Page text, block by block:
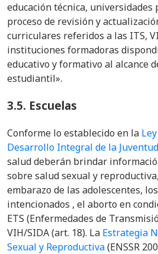
educación técnica, universidades
proceso de revisión y
curriculares referidos a las ITS,
instituciones formadoras
educativo y formativo al alcance
estudiantil».
3.5. Escuelas
Conforme lo establecido en la
Desarrollo Integral de la Juventud
salud deberán brindar
sobre salud sexual y
embarazo de las adolescentes,
intencionados , el aborto en
ETS (Enfermedades de
VIH/SIDA (art. 18). La Estrategia
Sexual y Reproductiva(ENSSR